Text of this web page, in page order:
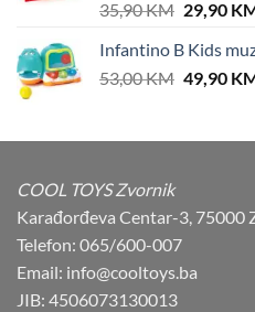
35,90KM Original
was:
35,90
29,90
Infantino B Kids
53,00KM Original
53,00
49,90
COOL TOYS Zvornik
Karađorđeva Centar-3, 75000
Telefon: 065/600-007
Email: info@cooltoys.ba
JIB: 4506073130013